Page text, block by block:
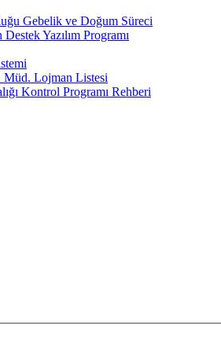
Gebelik ve Doğum Süreci
Yazılım Programı
Müd. Lojman Listesi
Kontrol Programı Rehberi